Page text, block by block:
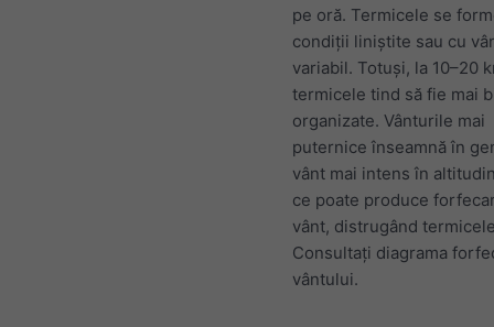
pe oră. Termicele se
condiții liniștite sau cu
variabil. Totuși, la 10–20
termicele tind să fie mai
organizate. Vânturile mai
puternice înseamnă în
vânt mai intens în
ce poate produce
vânt, distrugând
Consultați diagrama
vântului.